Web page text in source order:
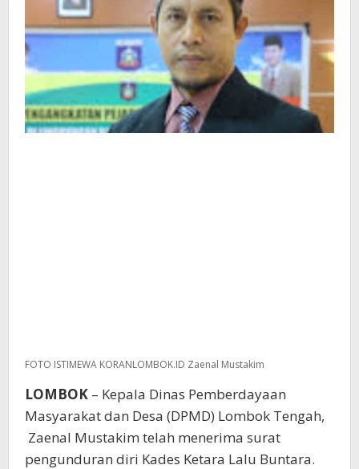
FOTO ISTIMEWA KORANLOMBOK.ID Zaenal Mustakim
LOMBOK – Kepala Dinas Pemberdayaan
Masyarakat dan Desa (DPMD) Lombok Tengah,
Zaenal Mustakim telah menerima surat
pengunduran diri Kades Ketara Lalu Buntara.